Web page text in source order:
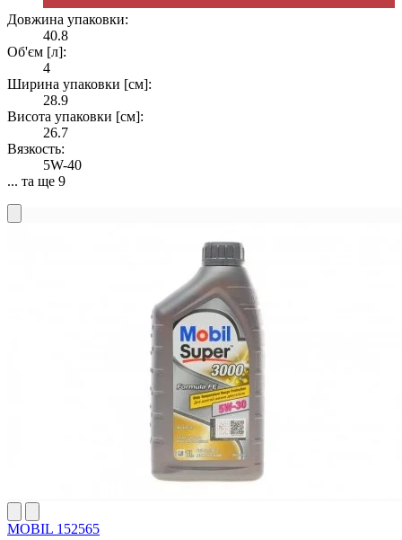
Довжина упаковки:
40.8
Об'єм [л]:
4
Ширина упаковки [см]:
28.9
Висота упаковки [см]:
26.7
Вязкость:
5W-40
... та ще 9
MOBIL 152565